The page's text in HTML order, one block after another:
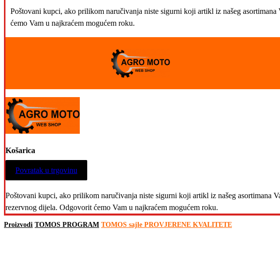
Poštovani kupci, ako prilikom naručivanja niste sigurni koji artikl iz našeg asortimana
ćemo Vam u najkraćem mogućem roku.
Košarica
Povratak u trgovinu
Poštovani kupci, ako prilikom naručivanja niste sigurni koji artikl iz našeg asortimana
rezervnog dijela. Odgovorit ćemo Vam u najkraćem mogućem roku.
Proizvodi TOMOS PROGRAM TOMOS sajle PROVJERENE KVALITETE